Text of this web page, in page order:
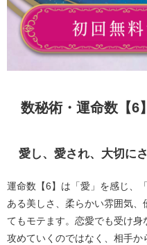
数秘術・運命数【6
愛し、愛され、大切に
運命数【6】は「愛」を感じ、
ある美しさ、柔らかい雰囲気、
てもモテます。恋愛でも受け
攻めていくのではなく、相手